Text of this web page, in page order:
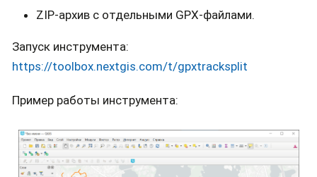
ZIP-архив с отдельными GPX-файлами.
Запуск инструмента:
https://toolbox.nextgis.com/t/gpxtracksplit
Пример работы инструмента: